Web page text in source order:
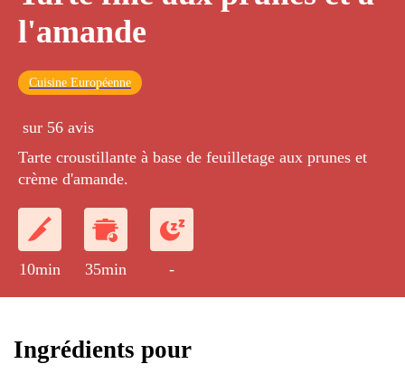
l'amande
Cuisine Européenne
sur 56 avis
Tarte croustillante à base de feuilletage aux prunes et
crème d'amande.
10min 35min -
Ingrédients pour